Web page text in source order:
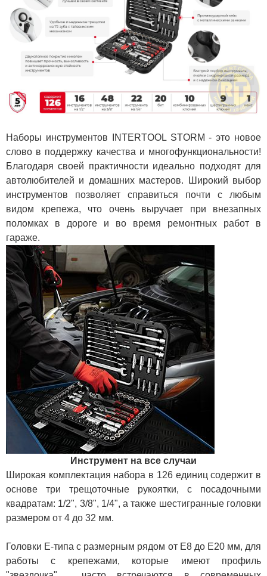
Наборы инструментов INTERTOOL STORM - это новое
слово в поддержку качества и многофункциональности!
Благодаря своей практичности идеально подходят для
автолюбителей и домашних мастеров. Широкий выбор
инструментов позволяет справиться почти с любым
видом крепежа, что очень выручает при внезапных
поломках в дороге и во время ремонтных работ в
гараже.
Инструмент на все случаи
Широкая комплектация набора в 126 единиц содержит в
основе три трещоточные рукоятки, с посадочными
квадратам: 1/2", 3/8", 1/4", а также шестигранные головки
размером от 4 до 32 мм.
Головки E-типа с размерным рядом от E8 до E20 мм, для
работы с крепежами, которые имеют профиль